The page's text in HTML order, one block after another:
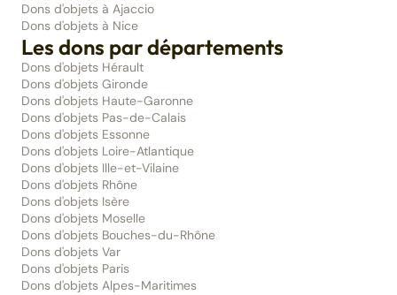
Dons d'objets à Ajaccio
Dons d'objets à Nice
Les dons par départements
Dons d'objets Hérault
Dons d'objets Gironde
Dons d'objets Haute-Garonne
Dons d'objets Pas-de-Calais
Dons d'objets Essonne
Dons d'objets Loire-Atlantique
Dons d'objets Ille-et-Vilaine
Dons d'objets Rhône
Dons d'objets Isère
Dons d'objets Moselle
Dons d'objets Bouches-du-Rhône
Dons d'objets Var
Dons d'objets Paris
Dons d'objets Alpes-Maritimes